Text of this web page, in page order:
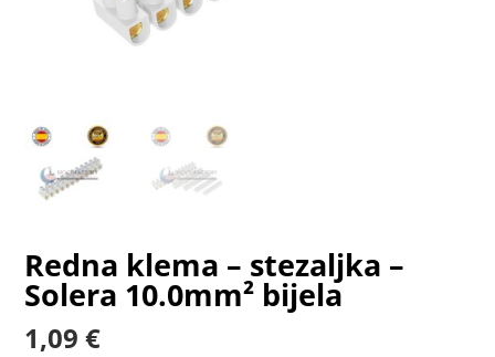
Redna klema – stezaljka –
Solera 10.0mm² bijela
1,09€